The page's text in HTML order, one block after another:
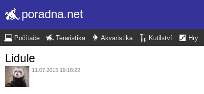
poradna.net
Počítače Teraristika Akvaristika Kutilství Hry
Lidule
11.07.2015 19:18:22